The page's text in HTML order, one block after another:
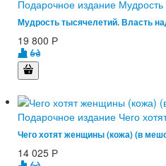
Подарочное издание
Мудрость тысячелетий. Власть
19 800 Р
Подарочное издание Чего
Чего хотят женщины (кожа) (в
14 025 Р